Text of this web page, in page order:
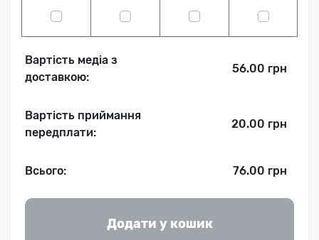
Вартість медіа з
доставкою:
56.00 грн
Вартість приймання
передплати:
20.00 грн
Всього: 76.00 грн
Додати у кошик